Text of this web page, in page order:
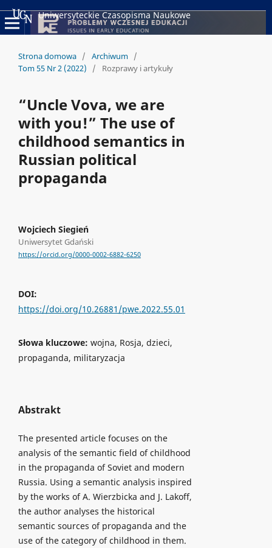
Uniwersyteckie Czasopisma Naukowe
Strona domowa / Archiwum /
Tom 55 Nr 2 (2022)
/ Rozprawy i artykuły
“Uncle Vova, we are
with you!” The use of
childhood semantics in
Russian political
propaganda
Wojciech Siegień
Uniwersytet Gdański
https://orcid.org/0000-0002-6882-6250
DOI:
https://doi.org/10.26881/pwe.2022.55.01
Słowa kluczowe: wojna, Rosja, dzieci,
propaganda, militaryzacja
Abstrakt
The presented article focuses on the
analysis of the semantic field of childhood
in the propaganda of Soviet and modern
Russia. Using a semantic analysis inspired
by the works of A. Wierzbicka and J. Lakoff,
the author analyses the historical
semantic sources of propaganda and the
use of the category of childhood in them.